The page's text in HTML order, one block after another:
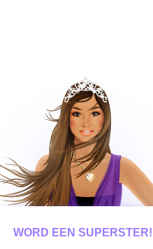
WORD EEN SUPERSTER!